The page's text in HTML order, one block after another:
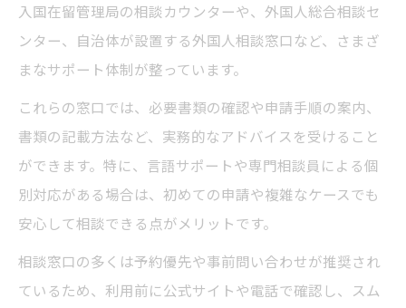
入国在留管理局の相談カウンターや、外国人総合相談セ
ンター、自治体が設置する外国人相談窓口など、さまざ
まなサポート体制が整っています。
これらの窓口では、必要書類の確認や申請手順の案内、
書類の記載方法など、実務的なアドバイスを受けること
ができます。特に、言語サポートや専門相談員による個
別対応がある場合は、初めての申請や複雑なケースでも
安心して相談できる点がメリットです。
相談窓口の多くは予約優先や事前問い合わせが推奨され
ているため、利用前に公式サイトや電話で確認し、スム